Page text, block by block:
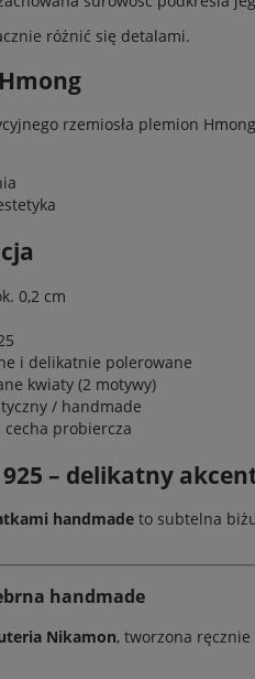
różnić się detalami.
rzemiosła plemion
0,2 cm
i delikatnie polerowane
kwiaty (2 motywy)
/ handmade
cecha probiercza
– delikatny
handmade to subtelna
handmade
Nikamon, tworzona